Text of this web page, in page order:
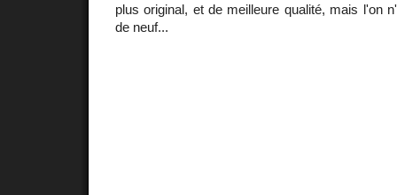
plus original, et de meilleure qualité, mais l'on
de neuf...